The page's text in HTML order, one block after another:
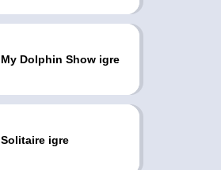
My Dolphin Show igre
Solitaire igre